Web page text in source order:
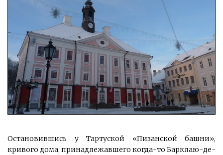
Остановившись у Тартуской «Пизанской башни»,
кривого дома, принадлежавшего когда-то Барклаю-де-